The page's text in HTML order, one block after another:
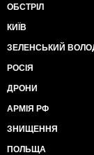
ОБСТРІЛ
КИЇВ
ЗЕЛЕНСЬКИЙ
РОСІЯ
ДРОНИ
АРМІЯ РФ
ЗНИЩЕННЯ
ПОЛЬЩА